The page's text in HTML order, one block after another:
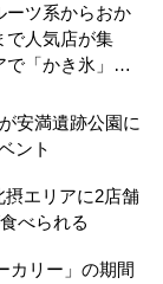
ーツ系からおか
で人気店が集
「かき氷」祭
安満遺跡公園に
ント
摂エリアに2店舗
べられる
カリー」の期間